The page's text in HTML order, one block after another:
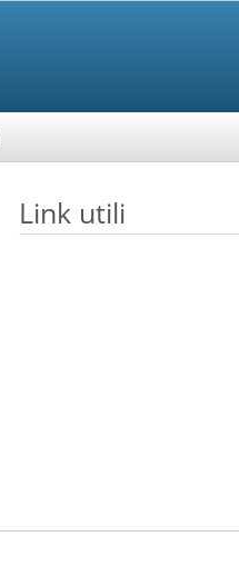
Link utili